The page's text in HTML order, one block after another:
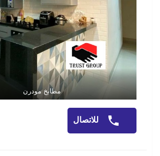
مطابخ مودرن
للاتصال